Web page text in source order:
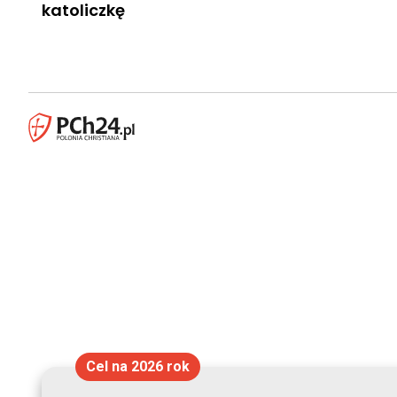
katoliczkę
Cel na 2026 rok